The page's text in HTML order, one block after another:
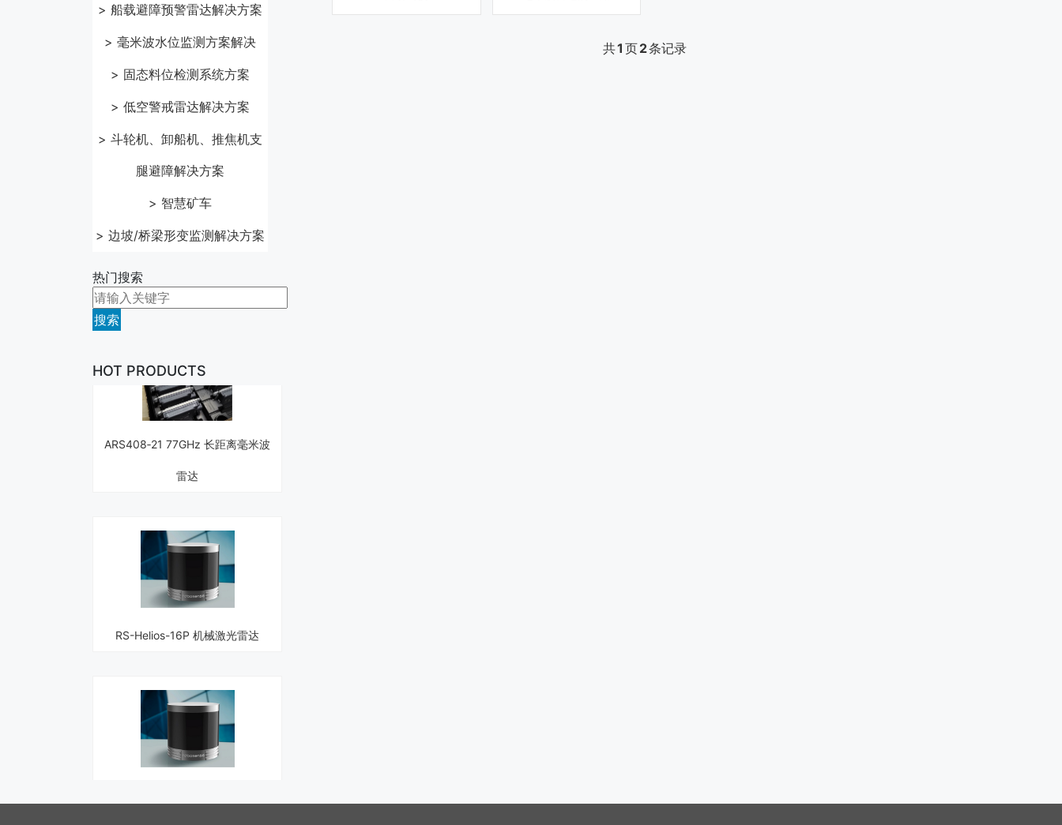
> 船载避障预警雷达解决方案
> 毫米波水位监测方案解决
> 固态料位检测系统方案
> 低空警戒雷达解决方案
> 斗轮机、卸船机、推焦机支
腿避障解决方案
> 智慧矿车
> 边坡/桥梁形变监测解决方案
热门搜索
搜索
HOT PRODUCTS
ARS408‐21 77GHz 长距离毫米波
雷达
RS-Helios-16P 机械激光雷达
RS-Helios-1615 机械激光雷达32
共1 页2条记录